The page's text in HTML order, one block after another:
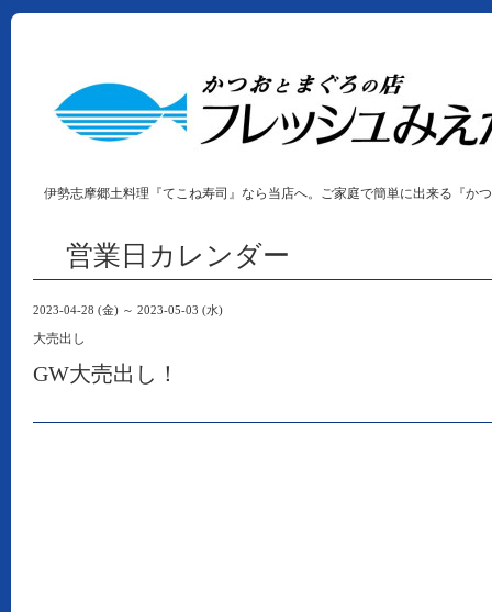
伊勢志摩郷土料理『てこね寿司』なら当店へ。ご家庭で簡単に出来る『か
営業日カレンダー
2023-04-28 (金) ～ 2023-05-03 (水)
大売出し
GW大売出し！